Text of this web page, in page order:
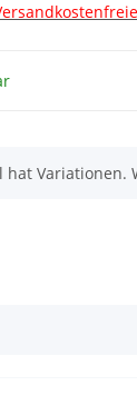
hat Variationen.